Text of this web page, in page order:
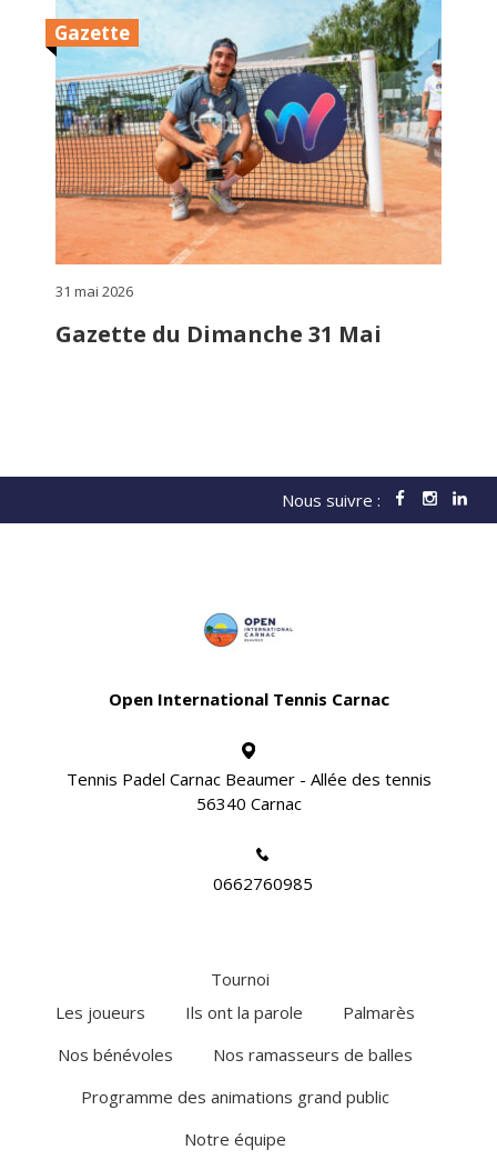
Gazette
31 mai 2026
Gazette du Dimanche 31 Mai
Nous suivre :
Open International Tennis Carnac
Tennis Padel Carnac Beaumer - Allée des tennis
56340 Carnac
0662760985
Tournoi
Les joueurs
Ils ont la parole
Palmarès
Nos bénévoles
Nos ramasseurs de balles
Programme des animations grand public
Notre équipe